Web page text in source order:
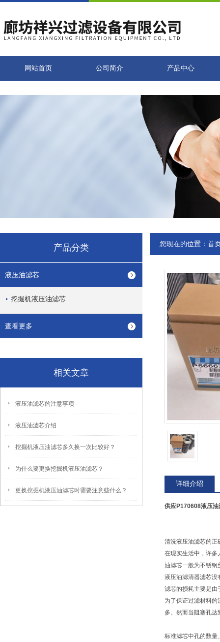
网站首页 公司简介 产品中心
产品分类
液压油滤芯
挖掘机液压油滤芯
查看更多
相关文章
液压油滤芯的注意事项
液压油滤芯介绍
挖掘机液压油滤芯多久换一次比较好？
为什么要更换挖掘机液压油滤芯？
更换挖掘机液压油滤芯时需要注意些什么？
您现在的位置： 首
详细介绍
供应P170608液压
清洗液压油滤芯的正
在现实生活中，许多
油滤芯一般为不锈钢
液压油滤清器滤芯没
滤芯的损耗主要是由
为了保证过滤材料
多。然而当阻塞孔
标准滤芯中孔的数量